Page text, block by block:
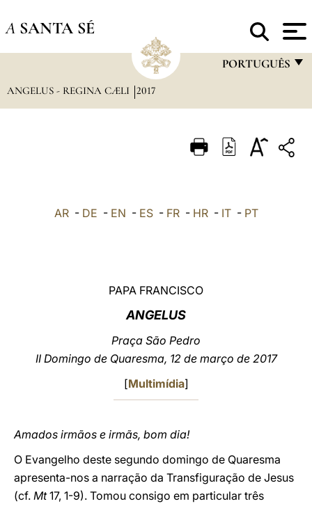
A SANTA SÉ
PORTUGUÊS
ITALIANO
ANGELUS - REGINA CÆLI 2017
AR- DE - EN - ES- FR- HR- IT- PT
PAPA FRANCISCO
ANGELUS
Praça São Pedro
II Domingo de Quaresma, 12 de março de 2017
[Multimídia]
Amados irmãos e irmãs, bom dia!
O Evangelho deste segundo domingo de Quaresma
apresenta-nos a narração da Transfiguração de Jesus
(cf. Mt17, 1-9). Tomou consigo em particular três